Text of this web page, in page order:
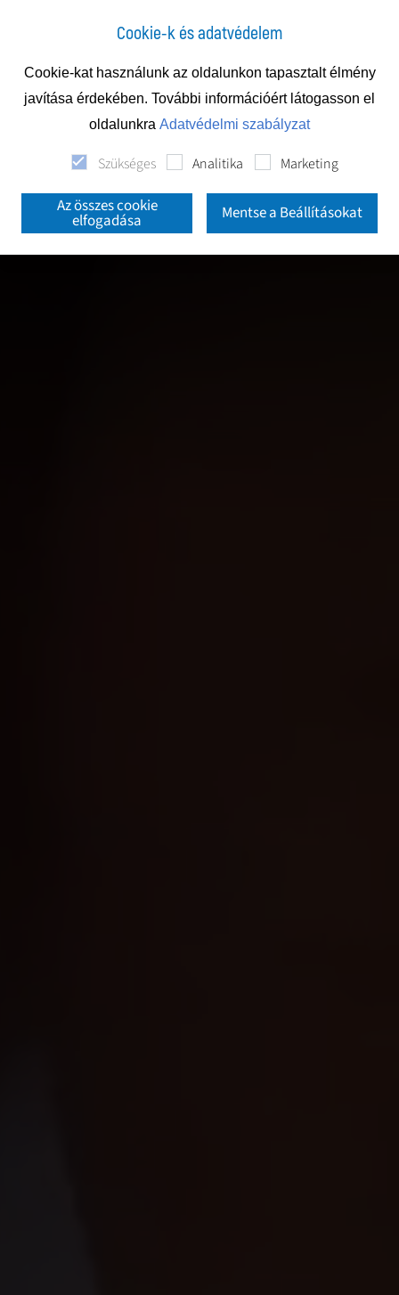
Cookie-k és adatvédelem
Cookie-kat használunk az oldalunkon tapasztalt élmény
javítása érdekében. További információért látogasson el
oldalunkra Adatvédelmi szabályzat
Szükséges Analitika Marketing
Az összes cookie
elfogadása Mentse a Beállításokat